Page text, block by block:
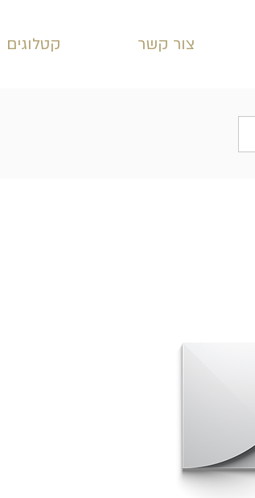
צור קשר קטלוגים